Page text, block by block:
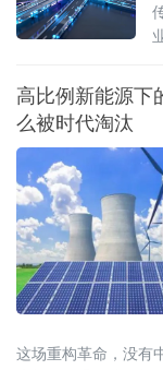
高比例新能源下
么被时代淘汰
这场重构革命，没有